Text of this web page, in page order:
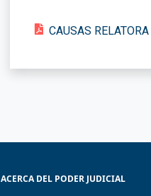
CAUSAS
ACERCA DEL PODER JUDICIAL